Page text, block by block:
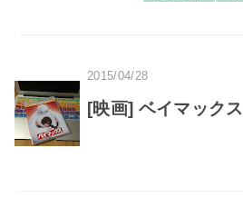
2015/04/28
[映画] ベイマックス